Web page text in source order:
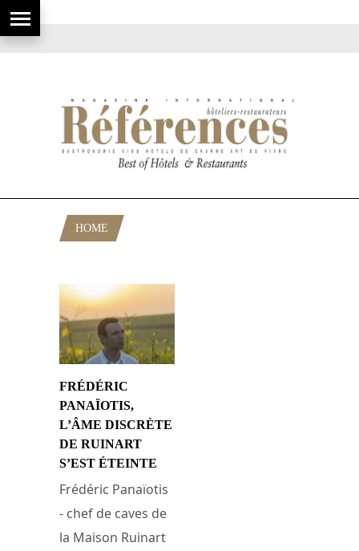
HOME
FRÉDÉRIC
PANAÏOTIS,
L’ÂME DISCRÈTE
DE RUINART
S’EST ÉTEINTE
Frédéric Panaïotis
- chef de caves de
la Maison Ruinart